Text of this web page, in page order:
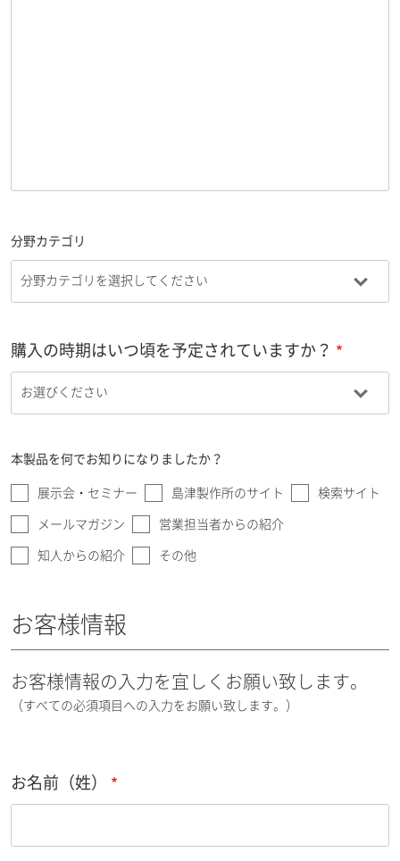
分野カテゴリ
購入の時期はいつ頃を予定されていますか？
本製品を何でお知りになりましたか？
展示会・セミナー 島津製作所のサイト 検索サイト
メールマガジン 営業担当者からの紹介
知人からの紹介 その他
お客様情報
お客様情報の入力を宜しくお願い致します。
（すべての必須項目への入力をお願い致します。）
お名前（姓）